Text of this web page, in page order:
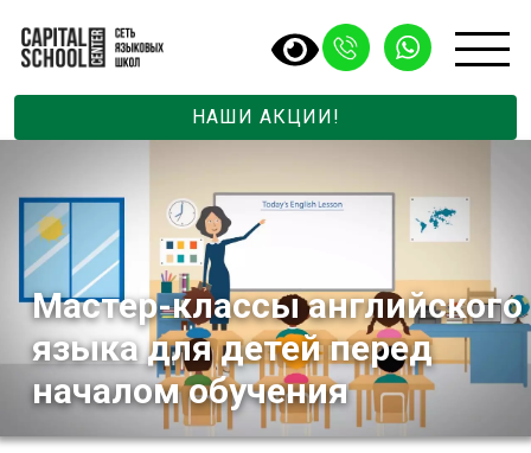
НАШИ АКЦИИ!
Мастер-классы английского
языка для детей перед
началом обучения